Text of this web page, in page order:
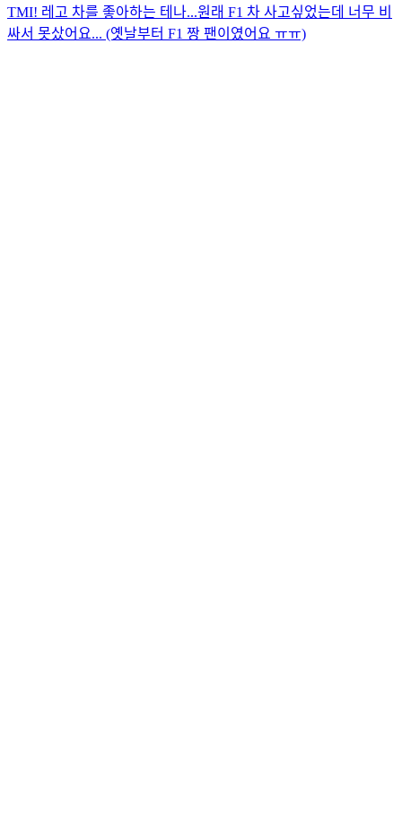
TMI! 레고 차를 좋아하는 테나...원래 F1 차 사고싶었는데 너무 비
싸서 못샀어요... (옛날부터 F1 짱 팬이였어요 ㅠㅠ)